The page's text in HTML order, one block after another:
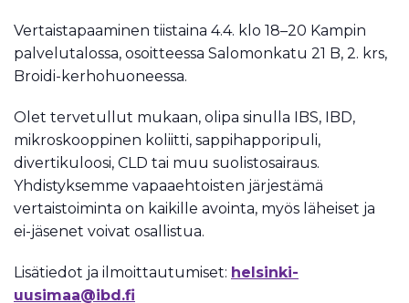
Vertaistapaaminen tiistaina 4.4. klo 18–20 Kampin
palvelutalossa, osoitteessa Salomonkatu 21 B, 2. krs,
Broidi-kerhohuoneessa.
Olet tervetullut mukaan, olipa sinulla IBS, IBD,
mikroskooppinen koliitti, sappihapporipuli,
divertikuloosi, CLD tai muu suolistosairaus.
Yhdistyksemme vapaaehtoisten järjestämä
vertaistoiminta on kaikille avointa, myös läheiset ja
ei-jäsenet voivat osallistua.
Lisätiedot ja ilmoittautumiset: helsinki-
uusimaa@ibd.fi